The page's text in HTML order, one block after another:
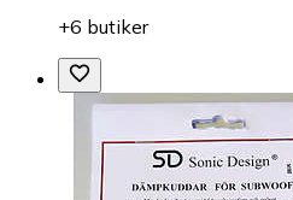
+6 butiker